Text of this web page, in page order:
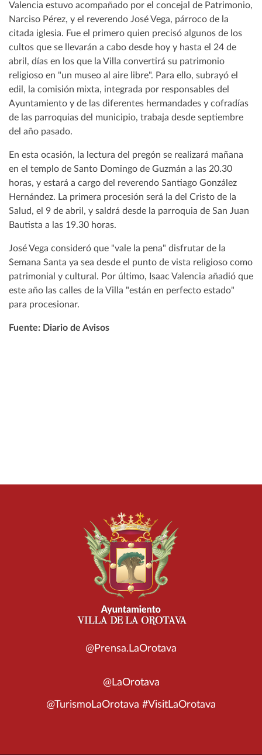
Valencia estuvo acompañado por el concejal de Patrimonio,
Narciso Pérez, y el reverendo José Vega, párroco de la
citada iglesia. Fue el primero quien precisó algunos de los
cultos que se llevarán a cabo desde hoy y hasta el 24 de
abril, días en los que la Villa convertirá su patrimonio
religioso en "un museo al aire libre". Para ello, subrayó el
edil, la comisión mixta, integrada por responsables del
Ayuntamiento y de las diferentes hermandades y cofradías
de las parroquias del municipio, trabaja desde septiembre
del año pasado.
En esta ocasión, la lectura del pregón se realizará mañana
en el templo de Santo Domingo de Guzmán a las 20.30
horas, y estará a cargo del reverendo Santiago González
Hernández. La primera procesión será la del Cristo de la
Salud, el 9 de abril, y saldrá desde la parroquia de San Juan
Bautista a las 19.30 horas.
José Vega consideró que "vale la pena" disfrutar de la
Semana Santa ya sea desde el punto de vista religioso como
patrimonial y cultural. Por último, Isaac Valencia añadió que
este año las calles de la Villa "están en perfecto estado"
para procesionar.
Fuente: Diario de Avisos
@Prensa.LaOrotava
@LaOrotava
@TurismoLaOrotava #VisitLaOrotava